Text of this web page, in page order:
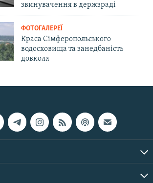
звинувачення в держзраді
ФОТОГАЛЕРЕЇ
Краса Сімферопольського
водосховища та занедбаність
довкола